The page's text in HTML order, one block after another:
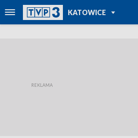
KATOWICE
TVP REGIONY